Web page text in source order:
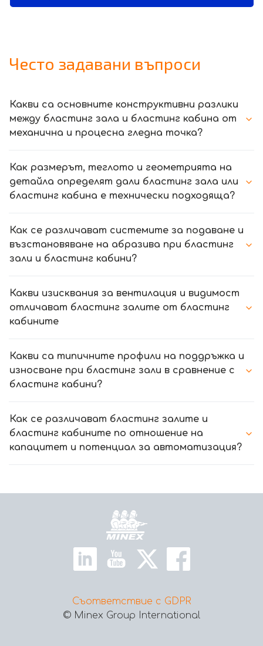
Често задавани въпроси
Какви са основните конструктивни разлики
между бластинг зала и бластинг кабина от
механична и процесна гледна точка?
Как размерът, теглото и геометрията на
детайла определят дали бластинг зала или
бластинг кабина е технически подходяща?
Как се различават системите за подаване и
възстановяване на абразива при бластинг
зали и бластинг кабини?
Какви изисквания за вентилация и видимост
отличават бластинг залите от бластинг
кабините
Какви са типичните профили на поддръжка и
износване при бластинг зали в сравнение с
бластинг кабини?
Как се различават бластинг залите и
бластинг кабините по отношение на
капацитет и потенциал за автоматизация?
Съответствие с GDPR
© Minex Group International